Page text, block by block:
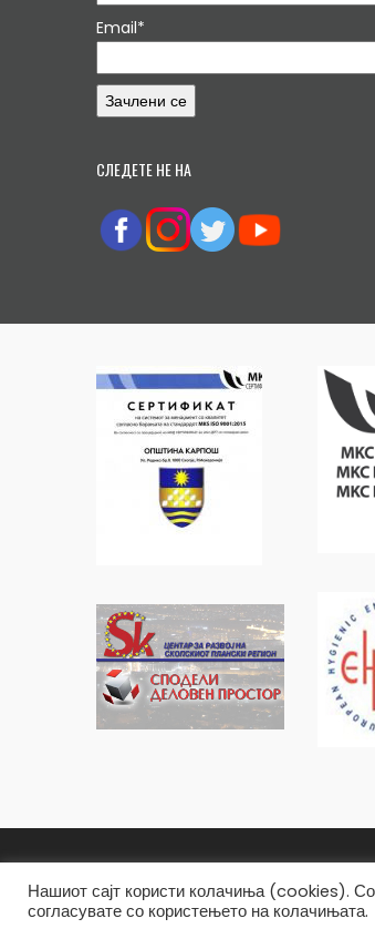
Email*
СЛЕДЕТЕ НЕ НА
Општина Карпош Copyright © 2019
Нашиот сајт користи колачиња (cookies).
согласувате со користењето на колачињата.